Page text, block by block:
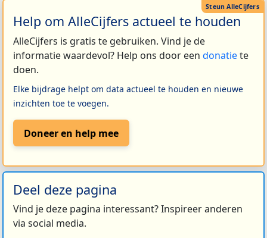
Help om AlleCijfers actueel te houden
AlleCijfers is gratis te gebruiken. Vind je de
informatie waardevol? Help ons door een donatiete
doen.
Elke bijdrage helpt om data actueel te houden en nieuwe
inzichten toe te voegen.
Doneer en help mee
Deel deze pagina
Vind je deze pagina interessant? Inspireer anderen
via social media.